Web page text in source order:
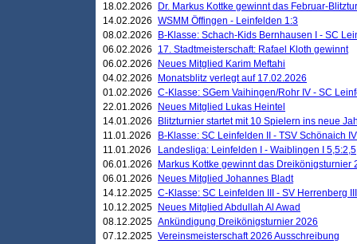
18.02.2026
Dr. Markus Kottke gewinnt das Februar-
14.02.2026 WSMM Öffingen - Leinfelden 1:3
08.02.2026
B-Klasse: Schach-Kids Bernhausen I - SC
06.02.2026
17. Stadtmeisterschaft: Rafael Kloth gewinnt
06.02.2026
Neues Mitglied Karim Meftahi
04.02.2026
Monatsblitz verlegt auf 17.02.2026
01.02.2026 C-Klasse: SGem Vaihingen/Rohr IV - SC
22.01.2026
Neues Mitglied Lukas Heintel
14.01.2026
Blitzturnier startet mit 10 Spielern ins neue
11.01.2026
B-Klasse: SC Leinfelden II - TSV Schönaich
11.01.2026
Landesliga: Leinfelden I - Waiblingen I 5,5:2,5
06.01.2026
Markus Kottke gewinnt das Dreikönigsturnier
06.01.2026
Neues Mitglied Johannes Bladt
14.12.2025 C-Klasse: SC Leinfelden III - SV Herrenberg
10.12.2025
Neues Mitglied Abdullah Al Awad
08.12.2025 Ankündigung Dreikönigsturnier 2026
07.12.2025 Vereinsmeisterschaft 2026 Ausschreibung